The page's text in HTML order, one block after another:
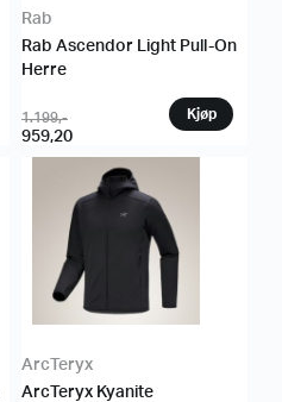
Rab
Rab Ascendor Light Pull-On
Herre
1.199,-
959,20
ArcTeryx
ArcTeryx Kyanite